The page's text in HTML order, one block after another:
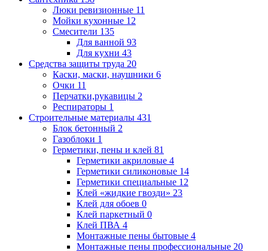
Люки ревизионные 11
Мойки кухонные 12
Смесители 135
Для ванной 93
Для кухни 43
Средства защиты труда 20
Каски, маски, наушники 6
Очки 11
Перчатки,рукавицы 2
Респираторы 1
Строительные материалы 431
Блок бетонный 2
Газоблоки 1
Герметики, пены и клей 81
Герметики акриловые 4
Герметики силиконовые 14
Герметики специальные 12
Клей «жидкие гвозди» 23
Клей для обоев 0
Клей паркетный 0
Клей ПВА 4
Монтажные пены бытовые 4
Монтажные пены профессиональные 20